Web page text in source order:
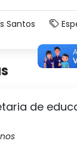
Santos
de